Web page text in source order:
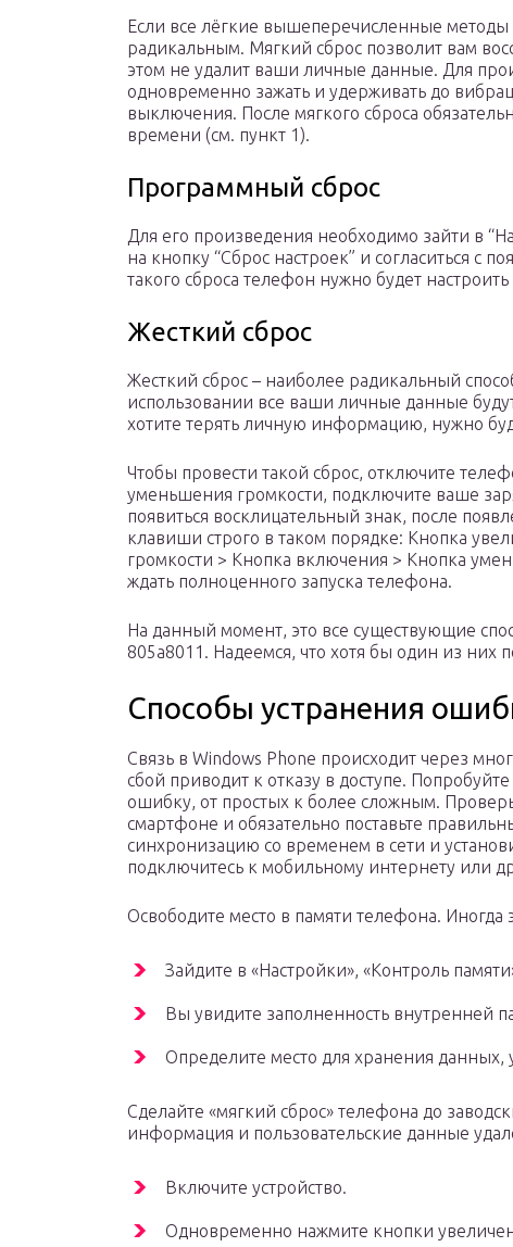
Если все лёгкие вышеперечисленные
радикальным. Мягкий сброс позволит вам
этом не удалит ваши личные данные. Для
одновременно зажать и удерживать до
выключения. После мягкого сброса
времени (см. пункт 1).
Программный сброс
Для его произведения необходимо зайти в
на кнопку “Сброс настроек” и согласиться с
такого сброса телефон нужно будет
Жесткий сброс
Жесткий сброс – наиболее радикальный
использовании все ваши личные данные
хотите терять личную информацию, нужно
Чтобы провести такой сброс, отключите
уменьшения громкости, подключите ваше
появиться восклицательный знак, после
клавиши строго в таком порядке: Кнопка
громкости > Кнопка включения > Кнопка
ждать полноценного запуска телефона.
На данный момент, это все существующие
805a8011. Надеемся, что хотя бы один из них
Способы устранения
Связь в Windows Phone происходит через
сбой приводит к отказу в доступе.
ошибку, от простых к более сложным.
смартфоне и обязательно поставьте
синхронизацию со временем в сети и
подключитесь к мобильному интернету или
Освободите место в памяти телефона. Иногда
Зайдите в «Настройки», «Контроль
Вы увидите заполненность внутренней
Определите место для хранения
Сделайте «мягкий сброс» телефона до
информация и пользовательские данные
Включите устройство.
Одновременно нажмите кнопки